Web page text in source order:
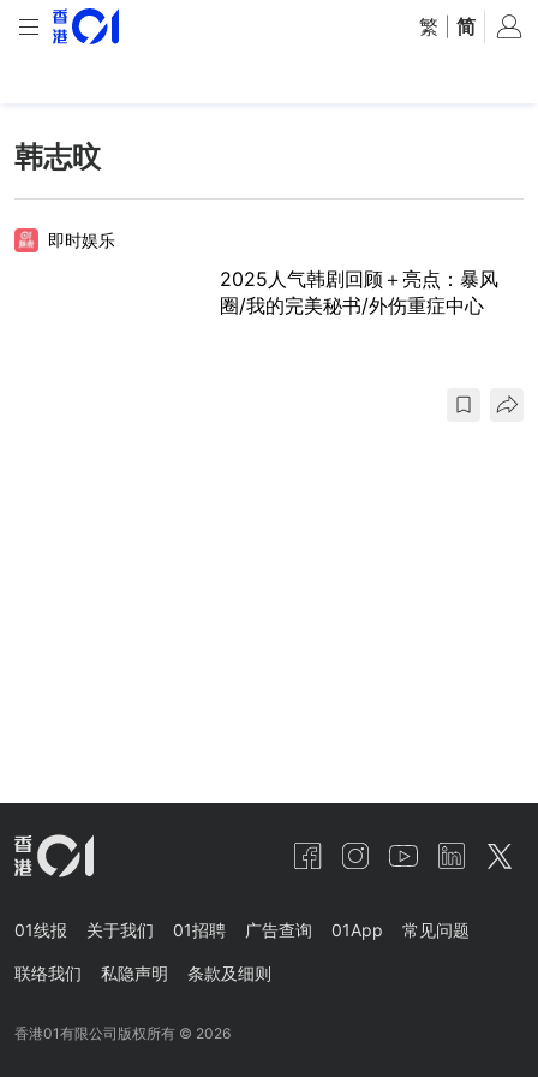
繁 简
韩志旼
即时娱乐
2025人气韩剧回顾＋亮点：暴风
圈/我的完美秘书/外伤重症中心
01线报 关于我们 01招聘 广告查询 01App 常见问题
联络我们 私隐声明 条款及细则
香港01有限公司版权所有 © 2026